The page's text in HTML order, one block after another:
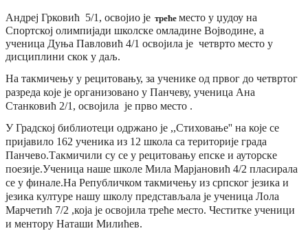
Андреј Грковић 5/1, освојио је треће место у џудоу на
Спортској олимпијади школске омладине Војводине, а
ученица Дуња Павловић 4/1 освојила је четврто место у
дисциплини скок у даљ.
На такмичењу у рецитовању, за ученике од првог до четвртог
разреда које је организовано у Панчеву, ученица Ана
Станковић 2/1, освојила је прво место .
У Градској библиотеци одржано је ,,Стиховање'' на које се
пријавило 162 ученика из 12 школа са територије града
Панчево.Такмичили су се у рецитовању епске и ауторске
поезије.Ученица наше школе Мила Марјановић 4/2 пласирала
се у финале.На Републичком такмичењу из српског језика и
језика културе нашу школу представљала је ученица Лола
Марчетић 7/2 ,која је освојила треће место. Честитке ученици
и ментору Наташи Милићев.